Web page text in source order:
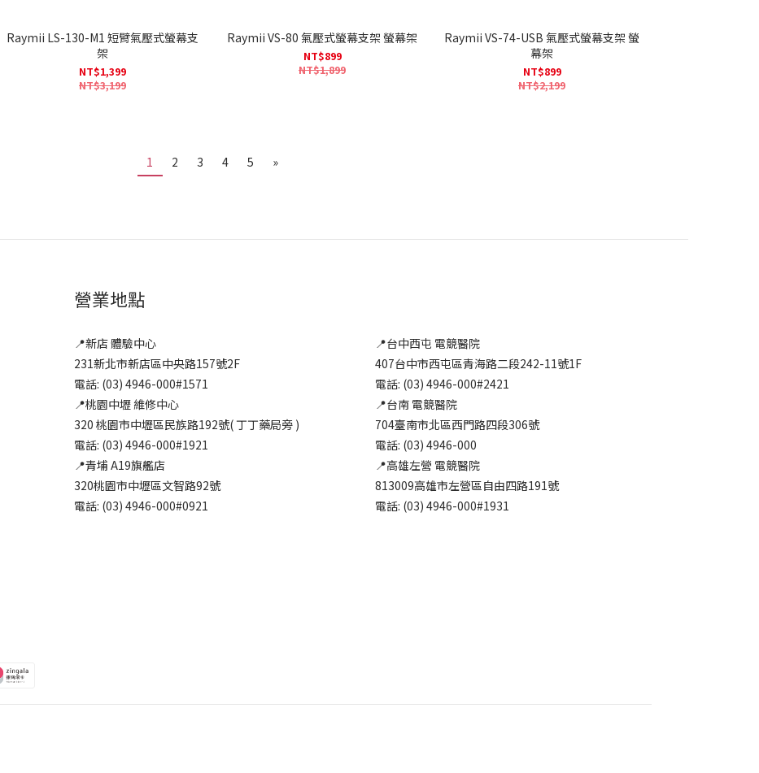
Raymii LS-130-M1 短臂氣壓式螢幕支
架
NT$1,399
NT$3,199
Raymii VS-80 氣壓式螢幕支架 螢幕架
NT$899
NT$1,899
Raymii VS-74-USB 氣壓式螢幕支架 螢
幕架
NT$899
NT$2,199
1 2 3 4 5 »
營業地點
📍新店 體驗中心
231新北市新店區中央路157號2F
電話: (03) 4946-000#1571
📍桃園中壢 維修中心
320 桃園市中壢區民族路192號( 丁丁藥局旁 )
電話: (03) 4946-000#1921
📍青埔 A19旗艦店
320桃園市中壢區文智路92號
電話: (03) 4946-000#0921
📍台中西屯 電競醫院
407台中市西屯區青海路二段242-11號1F
電話: (03) 4946-000#2421
📍台南 電競醫院
704臺南市北區西門路四段306號
電話: (03) 4946-000
📍高雄左營 電競醫院
813009高雄市左營區自由四路191號
電話: (03) 4946-000#1931